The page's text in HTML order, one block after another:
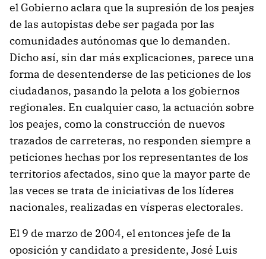
el Gobierno aclara que la supresión de los peajes
de las autopistas debe ser pagada por las
comunidades autónomas que lo demanden.
Dicho así, sin dar más explicaciones, parece una
forma de desentenderse de las peticiones de los
ciudadanos, pasando la pelota a los gobiernos
regionales. En cualquier caso, la actuación sobre
los peajes, como la construcción de nuevos
trazados de carreteras, no responden siempre a
peticiones hechas por los representantes de los
territorios afectados, sino que la mayor parte de
las veces se trata de iniciativas de los líderes
nacionales, realizadas en vísperas electorales.
El 9 de marzo de 2004, el entonces jefe de la
oposición y candidato a presidente, José Luis